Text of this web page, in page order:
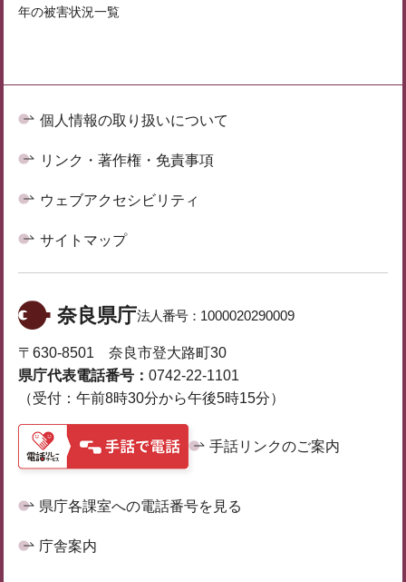
年の被害状況一覧
個人情報の取り扱いについて
リンク・著作権・免責事項
ウェブアクセシビリティ
サイトマップ
奈良県庁法人番号： 1000020290009
〒630-8501 奈良市登大路町30
県庁代表電話番号： 0742-22-1101
（受付：午前8時30分から午後5時15分）
手話リンクのご案内
県庁各課室への電話番号を見る
庁舎案内